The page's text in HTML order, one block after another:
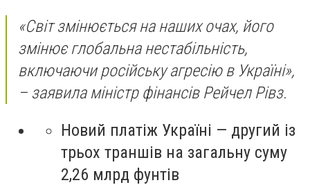
«Світ змінюється на наших очах, його
змінює глобальна нестабільність,
включаючи російську агресію в Україні»,
– заявила міністр фінансів Рейчел Рівз.
Новий платіж Україні — другий із
трьох траншів на загальну суму
2,26 млрд фунтів